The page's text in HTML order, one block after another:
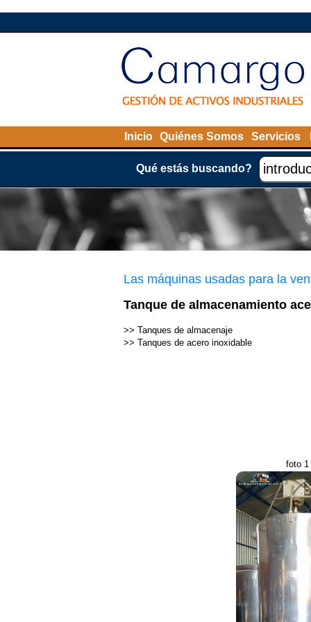
Inicio Quiénes Somos Servicios
Qué estás buscando?
Las máquinas usadas para la
Tanque de almacenamiento
>> Tanques de almacenaje
>> Tanques de acero inoxidable
foto 1